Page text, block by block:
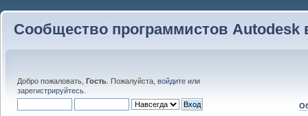
Сообщество программистов Autodesk
Добро пожаловать, Гость . Пожалуйста, войдите или
зарегистрируйтесь